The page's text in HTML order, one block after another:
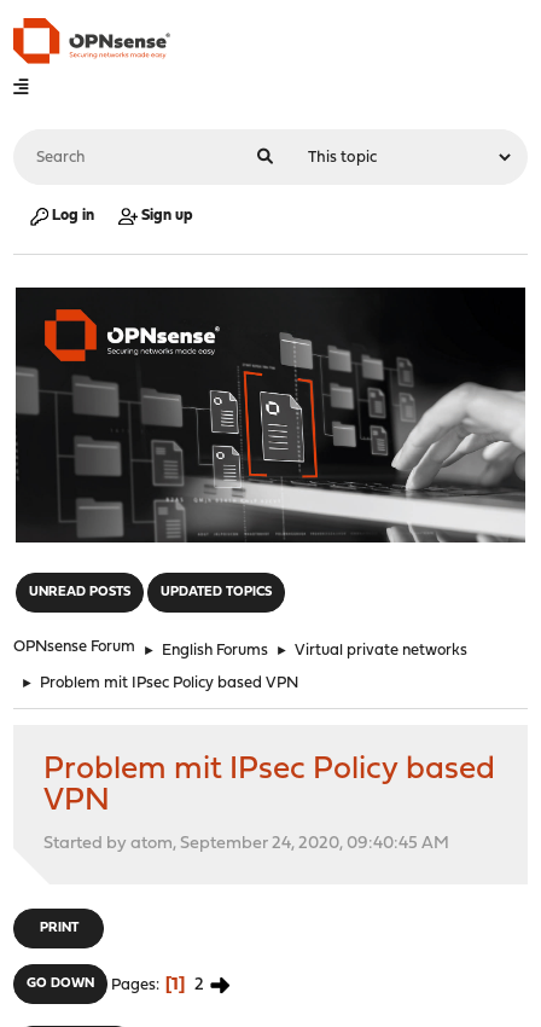
Log in Sign up
UNREAD POSTS UPDATED TOPICS
OPNsense Forum ► English Forums ► Virtual private networks
► Problem mit IPsec Policy based VPN
Problem mit IPsec Policy based
VPN
Started by atom, September 24, 2020, 09:40:45 AM
PRINT
GO DOWN Pages 1 2